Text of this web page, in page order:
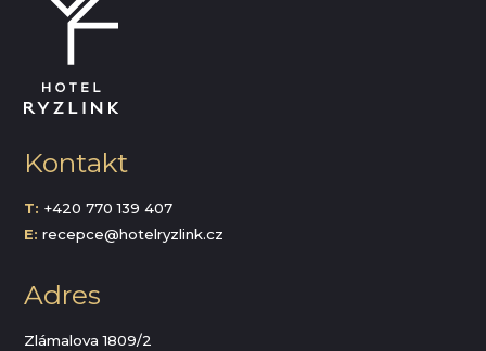
Kontakt
T: +420 770 139 407
E: recepce@hotelryzlink.cz
Adres
Zlámalova 1809/2